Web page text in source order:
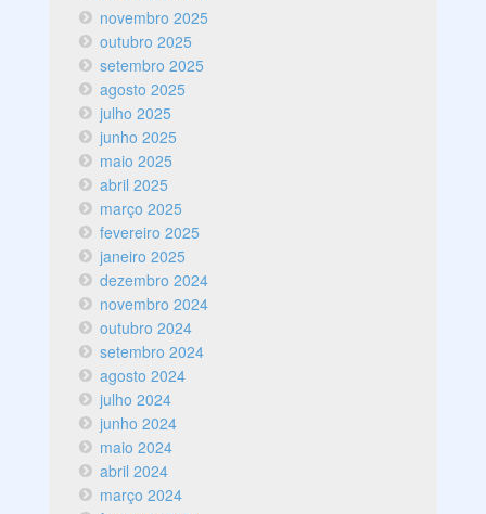
novembro 2025
outubro 2025
setembro 2025
agosto 2025
julho 2025
junho 2025
maio 2025
abril 2025
março 2025
fevereiro 2025
janeiro 2025
dezembro 2024
novembro 2024
outubro 2024
setembro 2024
agosto 2024
julho 2024
junho 2024
maio 2024
abril 2024
março 2024